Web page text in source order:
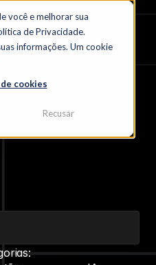
você e melhorar sua
de Privacidade.
informações. Um cookie
cookies
Recusar
blog do comércio B2B